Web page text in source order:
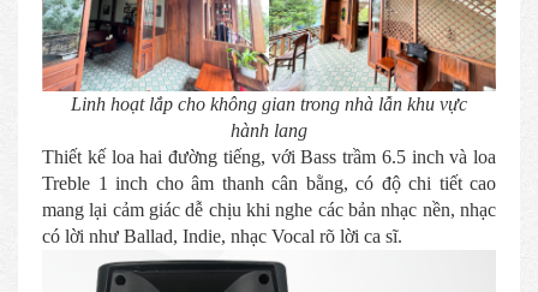
Linh hoạt lắp cho không gian trong nhà lẫn khu vực
hành lang
Thiết kế loa hai đường tiếng, với Bass trầm 6.5 inch và loa
Treble 1 inch cho âm thanh cân bằng, có độ chi tiết cao
mang lại cảm giác dễ chịu khi nghe các bản nhạc nền, nhạc
có lời như Ballad, Indie, nhạc Vocal rõ lời ca sĩ.